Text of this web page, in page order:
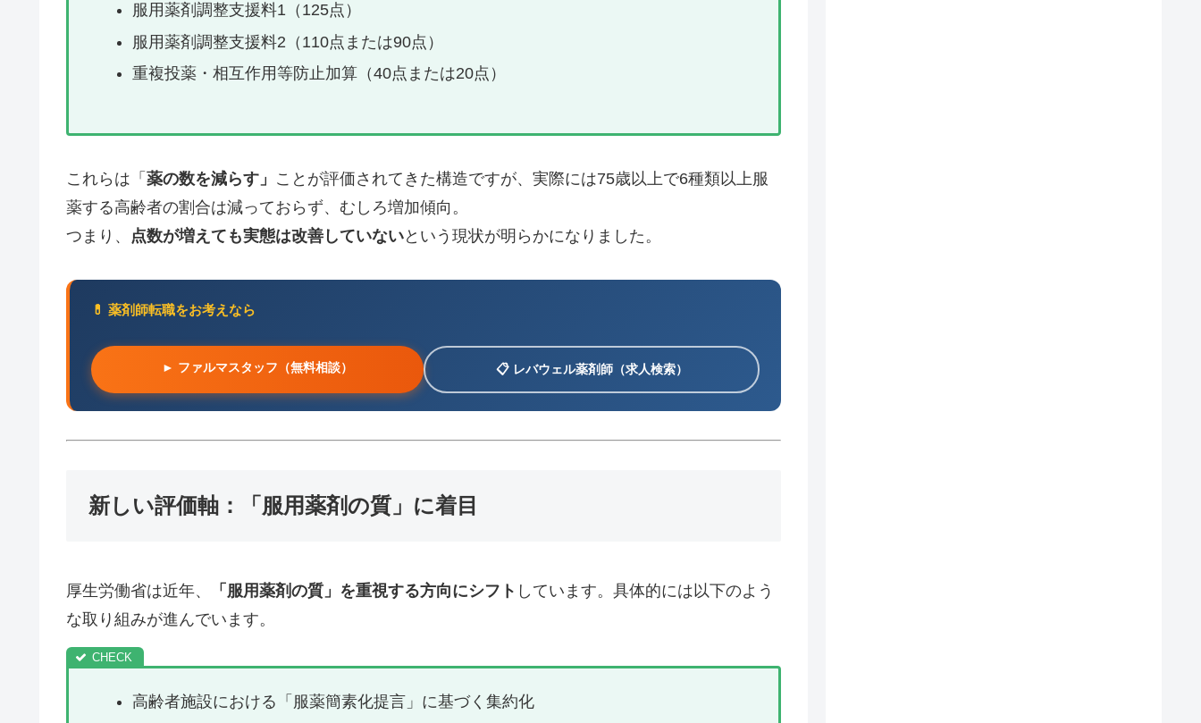
服用薬剤調整支援料1（125点）
服用薬剤調整支援料2（110点または90点）
重複投薬・相互作用等防止加算（40点または20点）
これらは「 薬の数を減らす」 ことが評価されてきた構造ですが、実際には75歳以上で6種類以上服
薬する高齢者の割合は減っておらず、むしろ増加傾向。
つまり、 点数が増えても実態は改善していないという現状が明らかになりました。
💊 薬剤師転職をお考えなら
► ファルマスタッフ（無料相談） 📋 レバウェル薬剤師（求人検索）
新しい評価軸：「服用薬剤の質」に着目
厚生労働省は近年、 「服用薬剤の質」を重視する方向にシフト しています。具体的には以下のよう
な取り組みが進んでいます。
高齢者施設における「服薬簡素化提言」に基づく集約化